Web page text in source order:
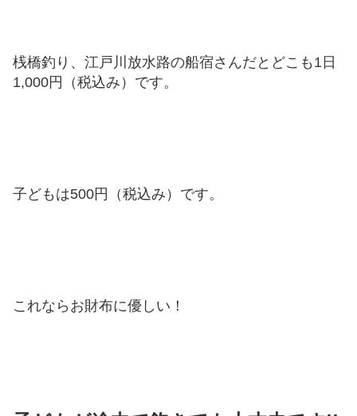
桟橋釣り、江戸川放水路の船宿さんだとどこも1日
1,000円（税込み）です。
子どもは500円（税込み）です。
これならお財布に優しい！